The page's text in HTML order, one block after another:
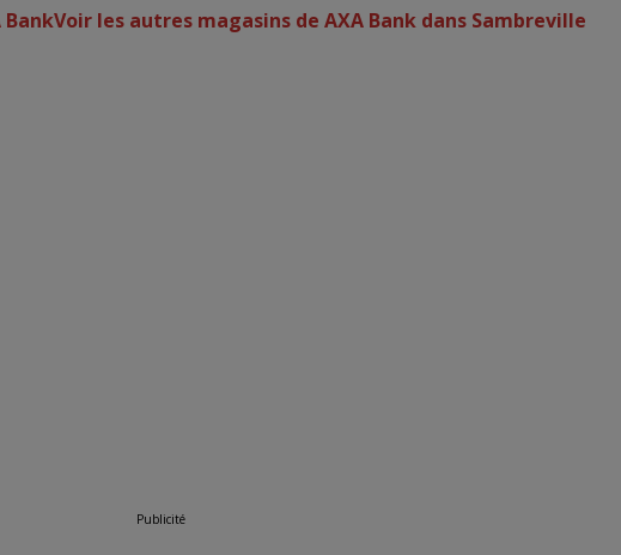
BankVoir les autres magasins de AXA Bank dans Sambreville
Publicité